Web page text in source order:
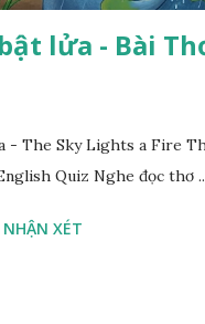
lửa - Bài
- The Sky Lights a Fire
Quiz Nghe đọc thơ
XÉT